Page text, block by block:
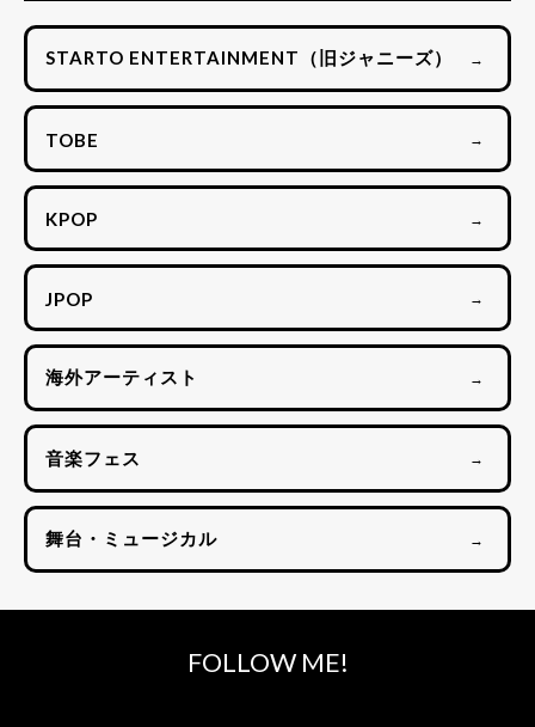
STARTO ENTERTAINMENT（旧ジャニーズ） →
TOBE →
KPOP →
JPOP →
海外アーティスト →
音楽フェス →
舞台・ミュージカル →
FOLLOW ME!